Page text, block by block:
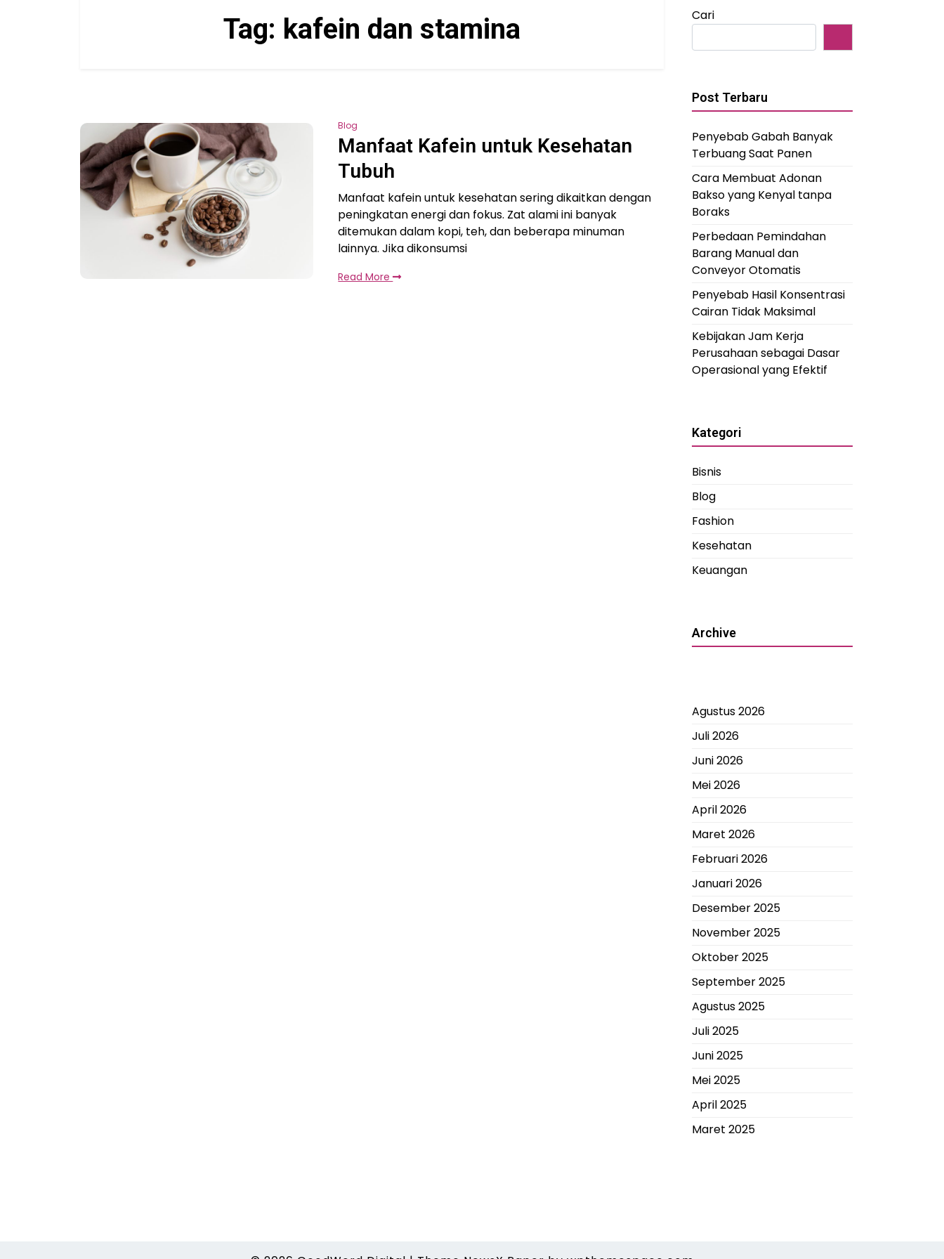
Tag: kafein dan stamina
Blog
Manfaat Kafein untuk Kesehatan
Tubuh
Manfaat kafein untuk kesehatan sering dikaitkan dengan
peningkatan energi dan fokus. Zat alami ini banyak
ditemukan dalam kopi, teh, dan beberapa minuman
lainnya. Jika dikonsumsi
Read More
Cari
Post Terbaru
Penyebab Gabah Banyak
Terbuang Saat Panen
Cara Membuat Adonan
Bakso yang Kenyal tanpa
Boraks
Perbedaan Pemindahan
Barang Manual dan
Conveyor Otomatis
Penyebab Hasil Konsentrasi
Cairan Tidak Maksimal
Kebijakan Jam Kerja
Perusahaan sebagai Dasar
Operasional yang Efektif
Kategori
Bisnis
Blog
Fashion
Kesehatan
Keuangan
Archive
Agustus 2026
Juli 2026
Juni 2026
Mei 2026
April 2026
Maret 2026
Februari 2026
Januari 2026
Desember 2025
November 2025
Oktober 2025
September 2025
Agustus 2025
Juli 2025
Juni 2025
Mei 2025
April 2025
Maret 2025